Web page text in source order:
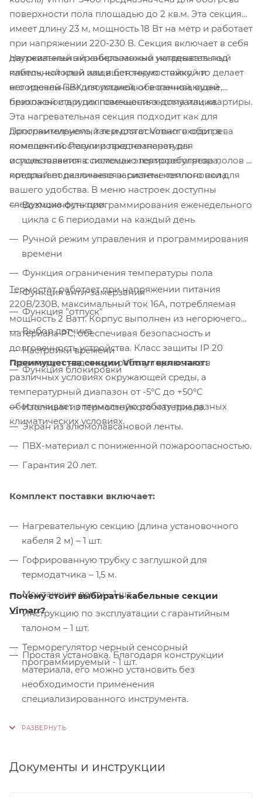
поверхности пола площадью до 2 кв.м. Эта секция
имеет длину 23 м, мощность 18 Вт на метр и работает
при напряжении 220-230 В. Секция включает в себя
двухжильный экранированный нагревательный
кабель, который защищен термостойкой и
негорючей ПВХ изоляцией, обеспечивающей
безопасность и долговечность эксплуатации.
Нагревательный кабель можно укладывать под
плиточный клей или в бетонную стяжку, что делает
его идеальным для установки в ванной, кухне,
прихожей и других помещениях дома или квартиры.
Эта нагревательная секция подходит как для
дополнительного, так и для основного обогрева
помещений. Регулировка температуры
осуществляется с помощью терморегулятора,
который подключается к системе теплого пола.
Программируемый термостат Vimarr входит в
комплект поставки и предназначен для
использования в системах электрообогрева полов и
предлагает различные варианты компоновки для
вашего удобства. В меню настроек доступны
следующие функции:
Возможность программирования еженедельного
цикла с 6 периодами на каждый день
Ручной режим управления и программирования
времени
Функция ограничения температуры пола
Функция анти-замерзания
Функция "отпуск"
Выбор датчика
Настройки времени
Функция блокировки
Термостат работает при напряжении питания
220В/230В, максимальный ток 16А, потребляемая
мощность 2 Ватт. Корпус выполнен из негорючего
материала PC, обеспечивая безопасность и
долговечность устройства. Класс защиты IP 20
гарантирует надежную работу термостата в
различных условиях окружающей среды, а
температурный диапазон от -5°C до +50°C
обеспечивает оптимальную работу при разных
климатических условиях.
Преимущества секции Vimarr включают:
Изоляция из термостойкого материала.
Экран из алюмолавсановой ленты.
ПВХ-материал с пониженной пожароопасностью.
Гарантия 20 лет.
Комплект поставки включает:
Нагревательную секцию (длина установочного
кабеля 2 м) – 1 шт.
Гофрированную трубку с заглушкой для
термодатчика – 1,5 м.
Монтажную ленту – 1 шт.
Инструкцию по эксплуатации с гарантийным
талоном – 1 шт.
Терморегулятор черный сенсорный
программируемый - 1 шт.
Почему стоит выбирать кабельные секции
Vimarr?
Простая установка. Благодаря конструкции
материала, его можно установить без
необходимости применения
специализированного инструмента.
используются только высококачественные
международным стандартам сертификации ISO
9001:2015. Это обеспечивает надежность и
Документы и инструкции